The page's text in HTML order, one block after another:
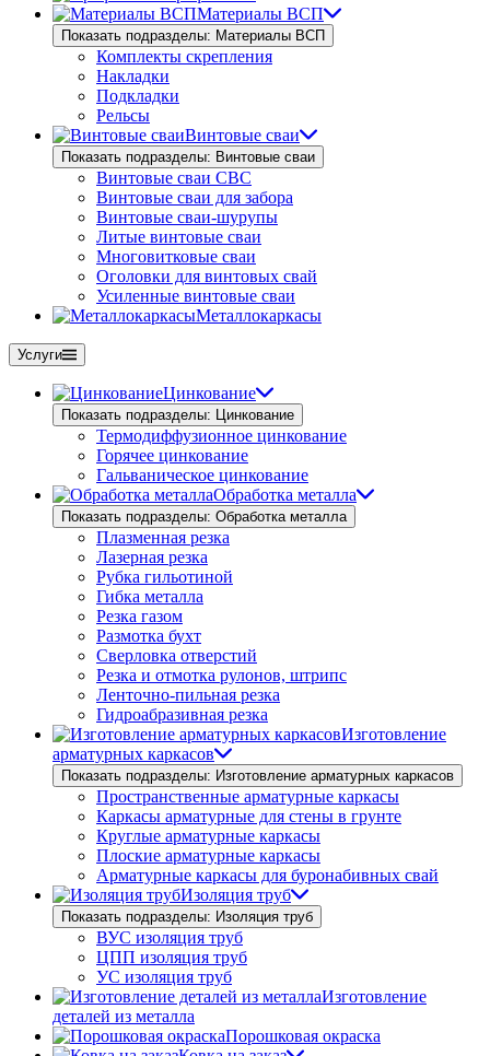
Материалы ВСП
Показать подразделы: Материалы ВСП
Комплекты скрепления
Накладки
Подкладки
Рельсы
Винтовые сваи
Показать подразделы: Винтовые сваи
Винтовые сваи СВС
Винтовые сваи для забора
Винтовые сваи-шурупы
Литые винтовые сваи
Многовитковые сваи
Оголовки для винтовых свай
Усиленные винтовые сваи
Металлокаркасы
Услуги
Цинкование
Показать подразделы: Цинкование
Термодиффузионное цинкование
Горячее цинкование
Гальваническое цинкование
Обработка металла
Показать подразделы: Обработка металла
Плазменная резка
Лазерная резка
Рубка гильотиной
Гибка металла
Резка газом
Размотка бухт
Сверловка отверстий
Резка и отмотка рулонов, штрипс
Ленточно-пильная резка
Гидроабразивная резка
Изготовление
арматурных каркасов
Показать подразделы: Изготовление арматурных каркасов
Пространственные арматурные каркасы
Каркасы арматурные для стены в грунте
Круглые арматурные каркасы
Плоские арматурные каркасы
Арматурные каркасы для буронабивных свай
Изоляция труб
Показать подразделы: Изоляция труб
ВУС изоляция труб
ЦПП изоляция труб
УС изоляция труб
Изготовление
деталей из металла
Порошковая окраска